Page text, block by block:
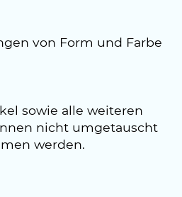
von Form und Farbe
sowie alle weiteren
nicht umgetauscht
werden.